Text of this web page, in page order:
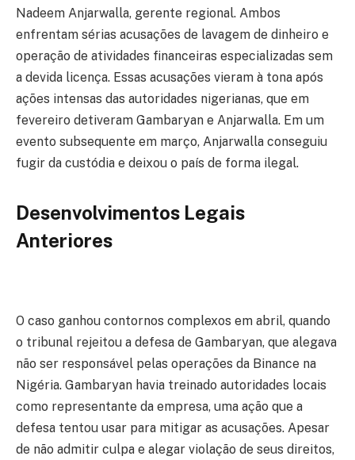
Nadeem Anjarwalla, gerente regional. Ambos
enfrentam sérias acusações de lavagem de dinheiro e
operação de atividades financeiras especializadas sem
a devida licença. Essas acusações vieram à tona após
ações intensas das autoridades nigerianas, que em
fevereiro detiveram Gambaryan e Anjarwalla. Em um
evento subsequente em março, Anjarwalla conseguiu
fugir da custódia e deixou o país de forma ilegal.
Desenvolvimentos Legais
Anteriores
O caso ganhou contornos complexos em abril, quando
o tribunal rejeitou a defesa de Gambaryan, que alegava
não ser responsável pelas operações da Binance na
Nigéria. Gambaryan havia treinado autoridades locais
como representante da empresa, uma ação que a
defesa tentou usar para mitigar as acusações. Apesar
de não admitir culpa e alegar violação de seus direitos,